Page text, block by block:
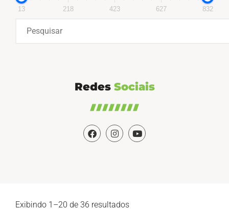
13 218 423 627 832
Redes Sociais
Exibindo 1–20 de 36 resultados